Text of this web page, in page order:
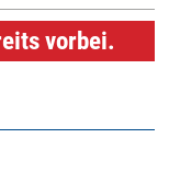
vorbei.